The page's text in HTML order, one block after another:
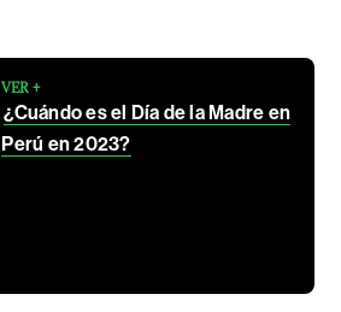
VER +
¿Cuándo es el Día de la Madre en
Perú en 2023?